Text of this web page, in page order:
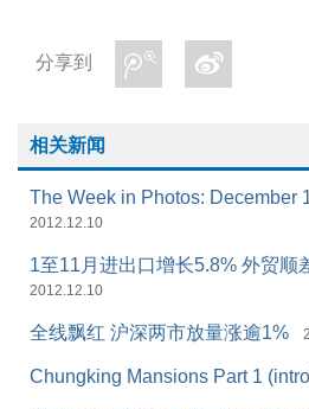
分享到
相关新闻
The Week in Photos: December
2012.12.10
1至11月进出口增长5.8% 外贸顺
2012.12.10
全线飘红 沪深两市放量涨逾1%
Chungking Mansions Part 1